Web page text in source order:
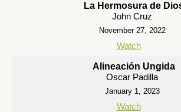
La Hermosura de
John Cruz
November 27, 2022
Watch
Alineación Ungida
Oscar Padilla
January 1, 2023
Watch